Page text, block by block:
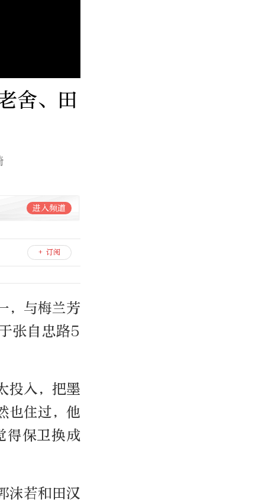
舍、田
进入频道
+ 订阅
，与梅兰芳
张自忠路5
投入，把墨
也住过，他
保卫换成
沫若和田汉